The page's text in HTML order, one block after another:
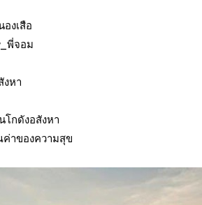
งเสือ
พี่จอม
งหา
โกดังอสังหา
าของความสุข